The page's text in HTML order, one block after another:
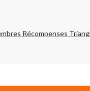
Récompenses